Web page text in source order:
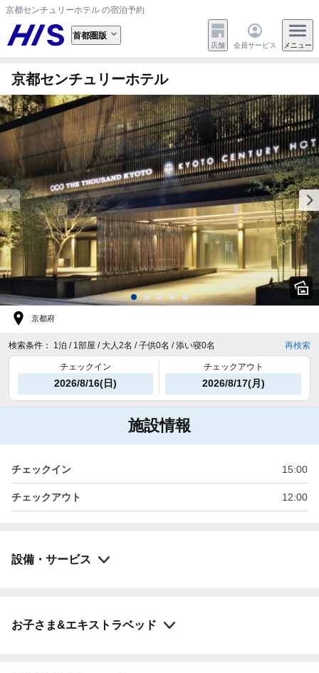
京都センチュリーホテル の宿泊予約
首都圏版
店舗 会員サービス メニュー
京都センチュリーホテル
京都府
検索条件： 1泊 / 1部屋 / 大人2名 / 子供0名 / 添い寝0名 再検索
チェックイン
2026/8/16(日)
チェックアウト
2026/8/17(月)
施設情報
チェックイン 15:00
チェックアウト 12:00
設備・サービス
お子さま&エキストラベッド